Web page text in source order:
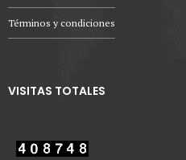
Términos y condiciones
VISITAS TOTALES